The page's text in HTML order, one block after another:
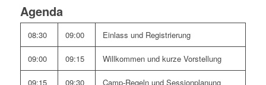
Agenda
08:30 09:00 Einlass und Registrierung
09:00 09:15 Willkommen und kurze Vorstellung
09:15 09:30 Camp-Regeln und Sessionplanung